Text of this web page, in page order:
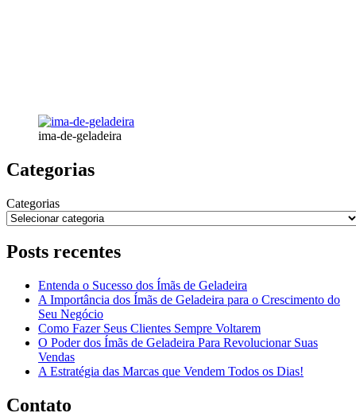
ima-de-geladeira
Categorias
Categorias
Posts recentes
Entenda o Sucesso dos Ímãs de Geladeira
A Importância dos Ímãs de Geladeira para o Crescimento do
Seu Negócio
Como Fazer Seus Clientes Sempre Voltarem
O Poder dos Ímãs de Geladeira Para Revolucionar Suas
Vendas
A Estratégia das Marcas que Vendem Todos os Dias!
Contato